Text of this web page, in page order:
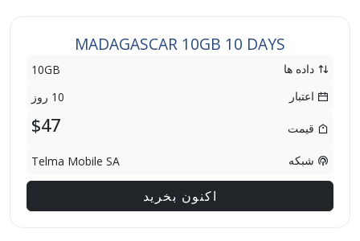
MADAGASCAR 10GB 10 DAYS
داده ها
10GB
اعتبار
10 روز
قیمت $47
شبکه Telma Mobile SA
اکنون بخرید